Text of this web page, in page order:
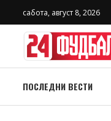
сабота, август 8, 2026
ПОСЛЕДНИ ВЕСТИ